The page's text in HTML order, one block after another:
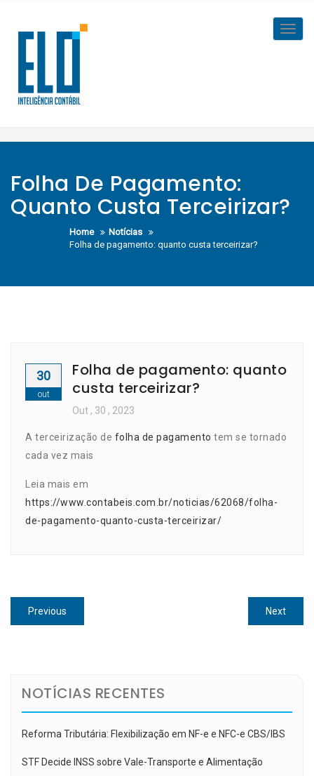
content
Folha De Pagamento:
Quanto Custa Terceirizar?
Home
Notícias
Folha de pagamento: quanto custa terceirizar?
30
out
Folha de pagamento: quanto
custa terceirizar?
Out , 30 , 2023
A terceirização de folha de pagamento tem se tornado
cada vez mais
Leia mais em
https://www.contabeis.com.br/noticias/62068/folha-
de-pagamento-quanto-custa-terceirizar/
Navegação
de
Previous
post:
NextNext
post:
NOTÍCIAS RECENTES
Reforma Tributária: Flexibilização em NF-e e NFC-e CBS/IBS
STF Decide INSS sobre Vale-Transporte e Alimentação